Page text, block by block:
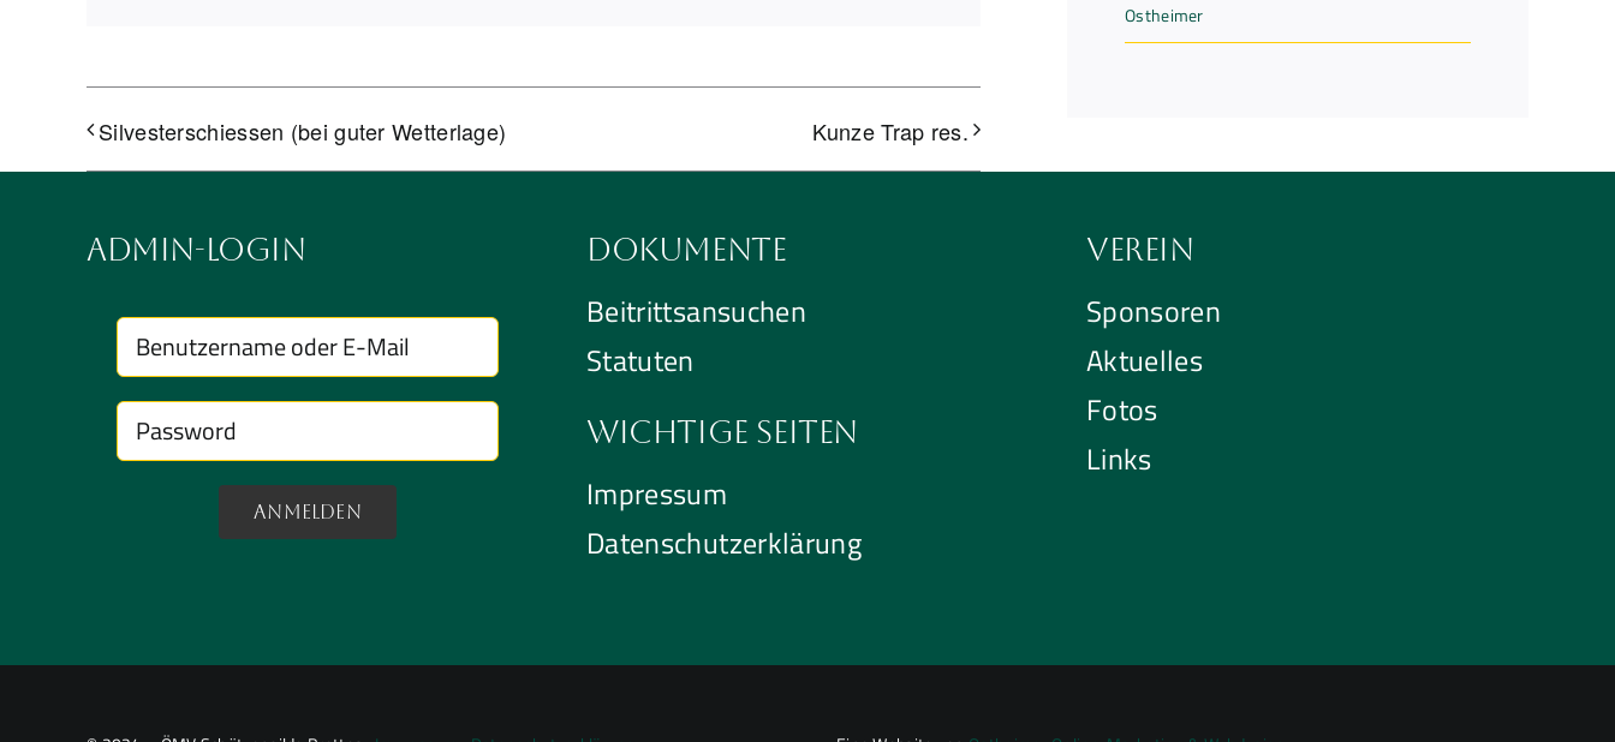
Silvesterschiessen (bei guter Wetterlage) Kunze Trap res.
Ostheimer
Admin-Login
Anmelden
Dokumente
Beitrittsansuchen
Statuten
Wichtige Seiten
Impressum
Datenschutzerklärung
Verein
Sponsoren
Aktuelles
Fotos
Links